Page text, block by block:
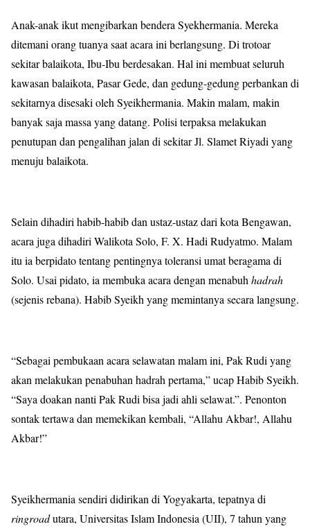
Anak-anak ikut mengibarkan bendera Syekhermania. Mereka
ditemani orang tuanya saat acara ini berlangsung. Di trotoar
sekitar balaikota, Ibu-Ibu berdesakan. Hal ini membuat seluruh
kawasan balaikota, Pasar Gede, dan gedung-gedung perbankan di
sekitarnya disesaki oleh Syeikhermania. Makin malam, makin
banyak saja massa yang datang. Polisi terpaksa melakukan
penutupan dan pengalihan jalan di sekitar Jl. Slamet Riyadi yang
menuju balaikota.
Selain dihadiri habib-habib dan ustaz-ustaz dari kota Bengawan,
acara juga dihadiri Walikota Solo, F. X. Hadi Rudyatmo. Malam
itu ia berpidato tentang pentingnya toleransi umat beragama di
Solo. Usai pidato, ia membuka acara dengan menabuhhadrah
(sejenis rebana). Habib Syeikh yang memintanya secara langsung.
“Sebagai pembukaan acara selawatan malam ini, Pak Rudi yang
akan melakukan penabuhan hadrah pertama,” ucap Habib Syeikh.
“Saya doakan nanti Pak Rudi bisa jadi ahli selawat.”. Penonton
sontak tertawa dan memekikan kembali, “Allahu Akbar!, Allahu
Akbar!”
Syeikhermania sendiri didirikan di Yogyakarta, tepatnya di
ringroadutara, Universitas Islam Indonesia (UII), 7 tahun yang